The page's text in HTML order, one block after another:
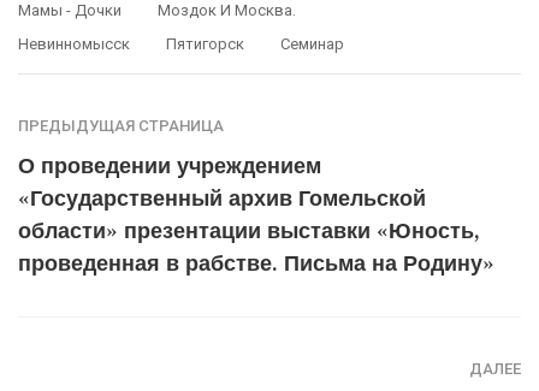
Мамы - Дочки
Моздок И Москва.
Невинномысск
Пятигорск Семинар
ПРЕДЫДУЩАЯ СТРАНИЦА
О проведении учреждением
«Государственный архив Гомельской
области» презентации выставки «Юность,
проведенная в рабстве. Письма на Родину»
ДАЛЕЕ